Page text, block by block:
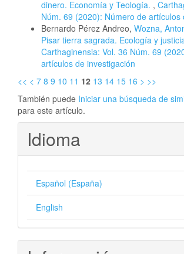
dinero. Economía y Teología. ,
Núm. 69 (2020): Número de artículos
Bernardo Pérez Andreo, Wozna,
Pisar tierra sagrada. Ecología y
Carthaginensia: Vol. 36 Núm. 69
artículos de investigación
<< < 7 8 9 10 11 12 13 14 15 16 > >>
También puede Iniciar una búsqueda de
para este artículo.
Idioma
Español (España)
English